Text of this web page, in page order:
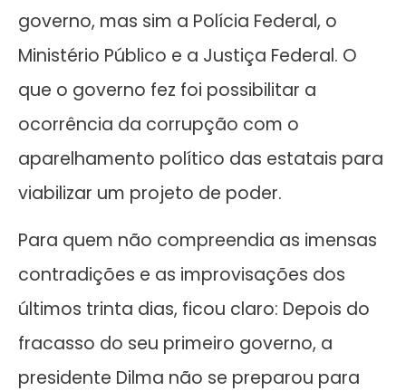
governo, mas sim a Polícia Federal, o
Ministério Público e a Justiça Federal. O
que o governo fez foi possibilitar a
ocorrência da corrupção com o
aparelhamento político das estatais para
viabilizar um projeto de poder.
Para quem não compreendia as imensas
contradições e as improvisações dos
últimos trinta dias, ficou claro: Depois do
fracasso do seu primeiro governo, a
presidente Dilma não se preparou para